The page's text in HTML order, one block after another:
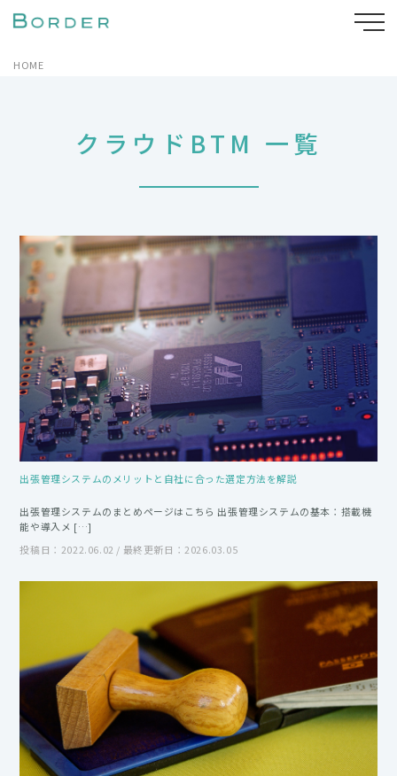
HOME
クラウドBTM 一覧
出張管理システムのメリットと自社に合った選定方法を解説
出張管理システムのまとめページはこちら 出張管理システムの基本：搭載機
能や導入メ […]
投稿日：2022.06.02 / 最終更新日：2026.03.05